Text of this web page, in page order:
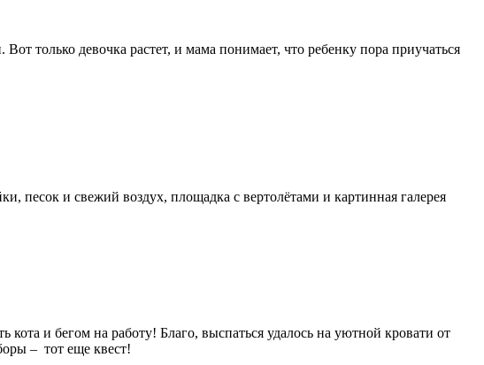
только девочка растет, и мама понимает, что ребенку пора приучаться
песок и свежий воздух, площадка с вертолётами и картинная галерея
и бегом на работу! Благо, выспаться удалось на уютной кровати от
– тот еще квест!